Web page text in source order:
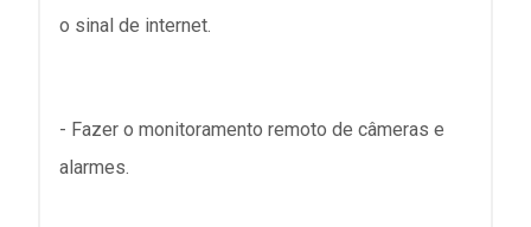
o sinal de internet.
- Fazer o monitoramento remoto de câmeras e
alarmes.